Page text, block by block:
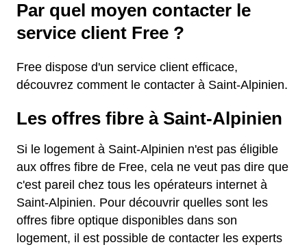
Par quel moyen contacter le
service client Free ?
Free dispose d'un service client efficace,
découvrez comment le contacter à Saint-Alpinien.
Les offres fibre à Saint-Alpinien
Si le logement à Saint-Alpinien n'est pas éligible
aux offres fibre de Free, cela ne veut pas dire que
c'est pareil chez tous les opérateurs internet à
Saint-Alpinien. Pour découvrir quelles sont les
offres fibre optique disponibles dans son
logement, il est possible de contacter les experts